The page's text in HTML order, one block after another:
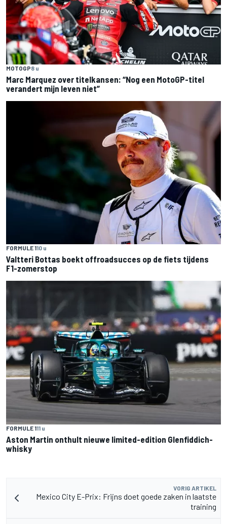
MOTOGP8 u
Marc Marquez over titelkansen: “Nog een MotoGP-titel
verandert mijn leven niet”
FORMULE 110 u
Valtteri Bottas boekt offroadsucces op de fiets tijdens
F1-zomerstop
FORMULE 111 u
Aston Martin onthult nieuwe limited-edition Glenfiddich-
whisky
VORIG ARTIKEL
Mexico City E-Prix: Frijns doet goede zaken in laatste
training